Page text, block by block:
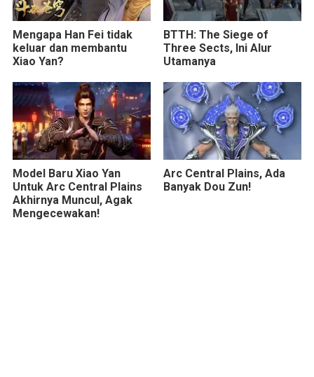
Mengapa Han Fei tidak
keluar dan membantu
Xiao Yan?
BTTH: The Siege of
Three Sects, Ini Alur
Utamanya
Model Baru Xiao Yan
Untuk Arc Central Plains
Akhirnya Muncul, Agak
Mengecewakan!
Arc Central Plains, Ada
Banyak Dou Zun!